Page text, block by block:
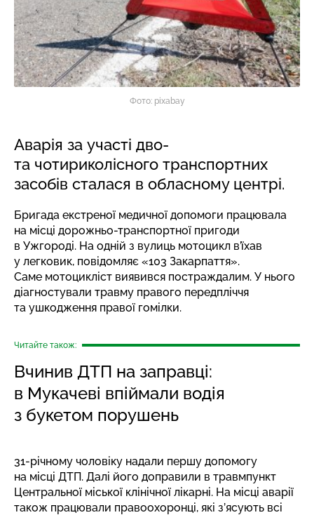
Фото: pixabay
Аварія за участі дво-
та чотириколісного транспортних
засобів сталася в обласному центрі.
Бригада екстреної медичної допомоги працювала
на місці дорожньо-транспортної пригоди
в Ужгороді. На одній з вулиць мотоцикл в’їхав
у легковик, повідомляє «103 Закарпаття».
Саме мотоцикліст виявився постраждалим. У нього
діагностували травму правого передпліччя
та ушкодження правої гомілки.
Читайте також:
Вчинив ДТП на заправці:
в Мукачеві впіймали водія
з букетом порушень
31-річному чоловіку надали першу допомогу
на місці ДТП. Далі його доправили в травмпункт
Центральної міської клінічної лікарні. На місці аварії
також працювали правоохоронці, які з’ясують всі